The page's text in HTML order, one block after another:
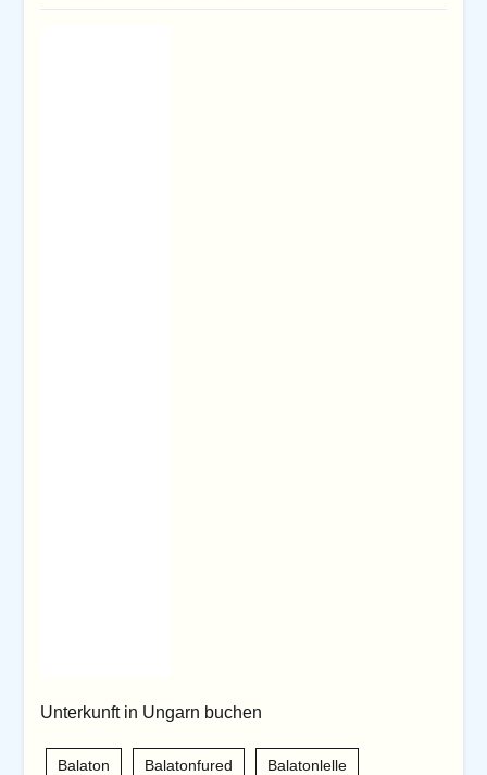
Unterkunft in Ungarn buchen
Balaton Balatonfured Balatonlelle